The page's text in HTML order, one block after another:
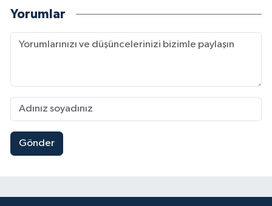
Yorumlar
Gönder